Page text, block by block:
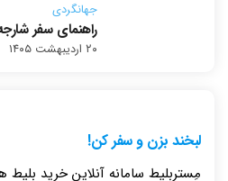
جهانگردی
راهنمای سفر
۲۰ اردیبهشت ۱۴۰۵
لبخند بزن و سفر کن!
مِستربلیط سامانه آنلاین خرید بلیط